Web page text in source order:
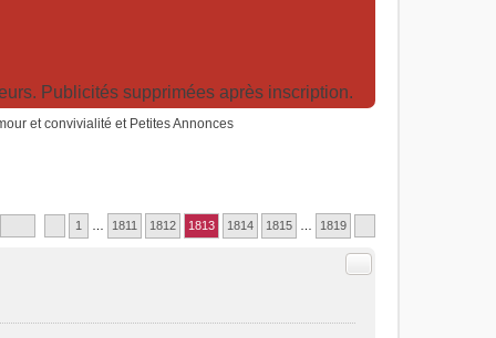
Publicités supprimées après inscription.
et convivialité et Petites Annonces
1 1811 1812 1813 1814 1815 1819
Citer